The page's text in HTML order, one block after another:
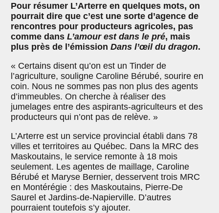
Pour résumer L’Arterre en quelques mots, on
pourrait dire que c’est une sorte d’agence de
rencontres pour producteurs agricoles, pas
comme dansL’amour est dans le pré, mais
plus près de l’émissionDans l’œil du dragon.
« Certains disent qu’on est un Tinder de
l’agriculture, souligne Caroline Bérubé, sourire en
coin. Nous ne sommes pas non plus des agents
d’immeubles. On cherche à réaliser des
jumelages entre des aspirants-agriculteurs et des
producteurs qui n’ont pas de relève. »
L’Arterre est un service provincial établi dans 78
villes et territoires au Québec. Dans la MRC des
Maskoutains, le service remonte à 18 mois
seulement. Les agentes de maillage, Caroline
Bérubé et Maryse Bernier, desservent trois MRC
en Montérégie : des Maskoutains, Pierre-De
Saurel et Jardins-de-Napierville. D’autres
pourraient toutefois s’y ajouter.